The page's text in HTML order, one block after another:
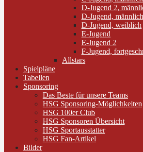
D-Jugend 2,
D-Jugend, männlich
D-Jugend, weiblich
E-Jugend
E-Jugend 2
F-Jugend,
Allstars
Spielpläne
Tabellen
Sponsoring
Das Beste für unsere Teams
HSG Sponsoring-Möglichkeiten
HSG 100er Club
HSG Sponsoren Übersicht
HSG Sportausstatter
HSG Fan-Artikel
Bilder